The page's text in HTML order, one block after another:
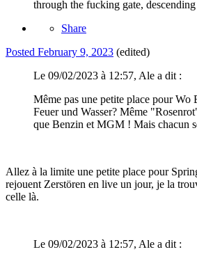
through the fucking gate,
Share
Posted February 9, 2023 (edited)
Le 09/02/2023 à 12:57, Ale a dit :
Même pas une petite place pour Wo
Feuer und Wasser? Même
que Benzin et MGM ! Mais chacun
Allez à la limite une petite place pour
rejouent Zerstören en live un jour, je la
celle là.
Le 09/02/2023 à 12:57, Ale a dit :